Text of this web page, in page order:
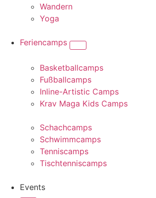
Wandern
Yoga
Feriencamps
Basketballcamps
Fußballcamps
Inline-Artistic Camps
Krav Maga Kids Camps
Schachcamps
Schwimmcamps
Tenniscamps
Tischtenniscamps
Events